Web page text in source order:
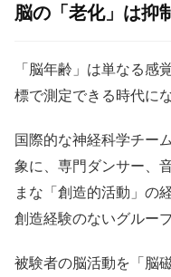
脳の「老化」は抑
「脳年齢」は単なる感
標で測定できる時代に
国際的な神経科学チー
象に、専門ダンサー、
まな「創造的活動」の
創造経験のないグルー
被験者の脳活動を「脳